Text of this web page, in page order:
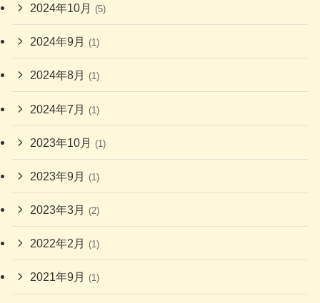
2024年10月 (5)
2024年9月 (1)
2024年8月 (1)
2024年7月 (1)
2023年10月 (1)
2023年9月 (1)
2023年3月 (2)
2022年2月 (1)
2021年9月 (1)